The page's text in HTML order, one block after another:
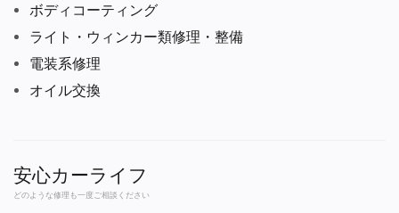
ボディコーティング
ライト・ウィンカー類修理・整備
電装系修理
オイル交換
安心カーライフ
どのような修理も一度ご相談ください